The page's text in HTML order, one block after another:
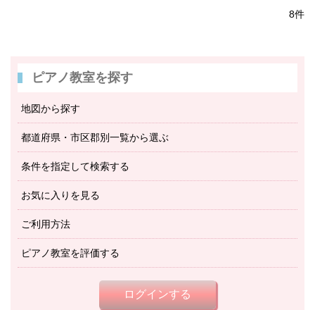
8件
ピアノ教室を探す
地図から探す
都道府県・市区郡別一覧から選ぶ
条件を指定して検索する
お気に入りを見る
ご利用方法
ピアノ教室を評価する
ログインする